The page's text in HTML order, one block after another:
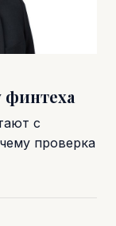
финтеха
с
проверка